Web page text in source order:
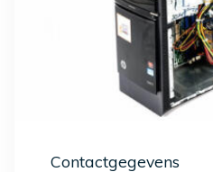
Contactgegevens